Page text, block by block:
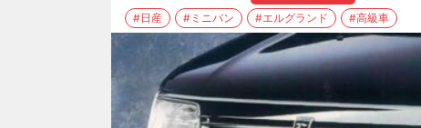
#日産
#ミニバン #エルグランド #高級車